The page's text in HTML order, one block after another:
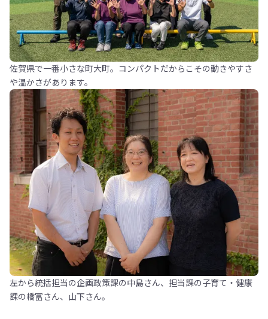
佐賀県で一番小さな町大町。コンパクトだからこその動きやすさ
や温かさがあります。
左から統括担当の企画政策課の中島さん、担当課の子育て・健康
課の橋冨さん、山下さん。